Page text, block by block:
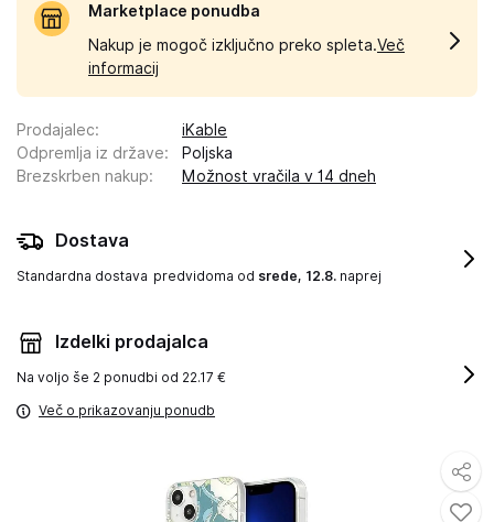
Marketplace ponudba
Nakup je mogoč izključno preko spleta.Več
informacij
Prodajalec:
iKable
Odpremlja iz države:
Poljska
Brezskrben nakup: Možnost vračila v 14 dneh
Dostava
Standardna dostava predvidoma od srede, 12.8. naprej
Izdelki prodajalca
Na voljo še 2 ponudbi od 22.17 €
Več o prikazovanju ponudb